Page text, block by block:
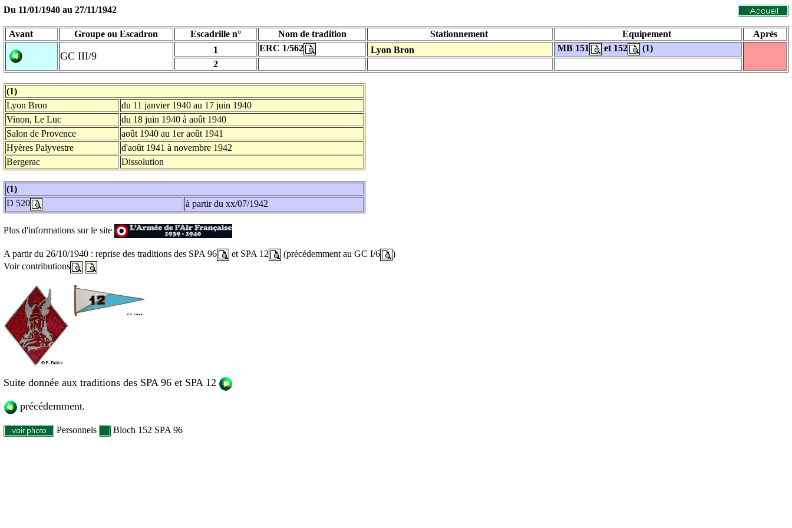
Du 11/01/1940 au 27/11/1942
Avant Groupe ou Escadron Escadrille n° Nom de tradition Stationnement Equipement Après
GC III/9
1 ERC 1/562 Lyon Bron MB 151 et 152
(1)
2
(1)
Lyon Bron
du 11 janvier 1940 au 17 juin 1940
Vinon, Le Luc
du 18 juin 1940 à août 1940
Salon de Provence
août 1940 au 1er août 1941
Hyères Palyvestre
d'août 1941 à novembre 1942
Bergerac
Dissolution
(1)
D 520
à partir du xx/07/1942
Plus d'informations sur le site
A partir du 26/10/1940 : reprise des traditions des SPA 96 et SPA 12 (précédemment au GC I/6
)
Voir contributions
Suite donnée aux traditions des SPA 96 et SPA 12
précédemment.
Personnels Bloch 152 SPA 96